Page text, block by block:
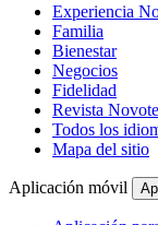
Experiencia
Familia
Bienestar
Negocios
Fidelidad
Revista
Todos los
Mapa del sitio
Aplicación móvil